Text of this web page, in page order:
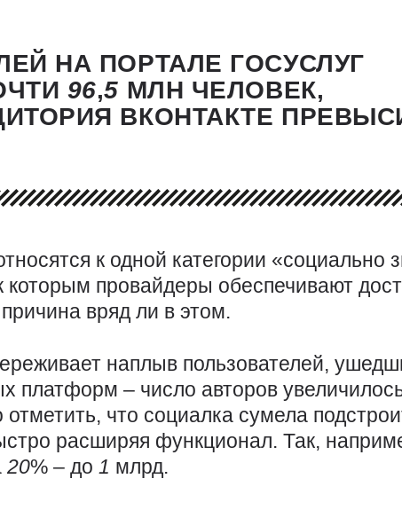
НА ПОРТАЛЕ ГОСУСЛУГ
96,5 МЛН ЧЕЛОВЕК,
ВКОНТАКТЕ
к одной категории «социально
которым провайдеры обеспечивают
вряд ли в этом.
наплыв пользователей,
платформ – число авторов
что социалка сумела
расширяя функционал. Так,
20% – до 1 млрд.